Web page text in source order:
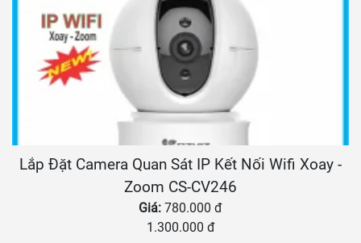
Lắp Đặt Camera Quan Sát IP Kết Nối Wifi Xoay -
Zoom CS-CV246
Giá: 780.000 đ
1.300.000 đ